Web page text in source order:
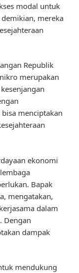
modal untuk
mereka
Republik
merupakan
menciptakan
ekonomi
Bapak
mengatakan,
dalam
Dengan
dampak
mendukung